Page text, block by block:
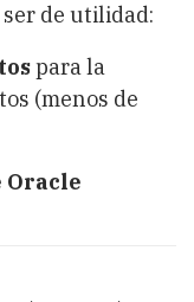
de utilidad:
para la
(menos de
Oracle